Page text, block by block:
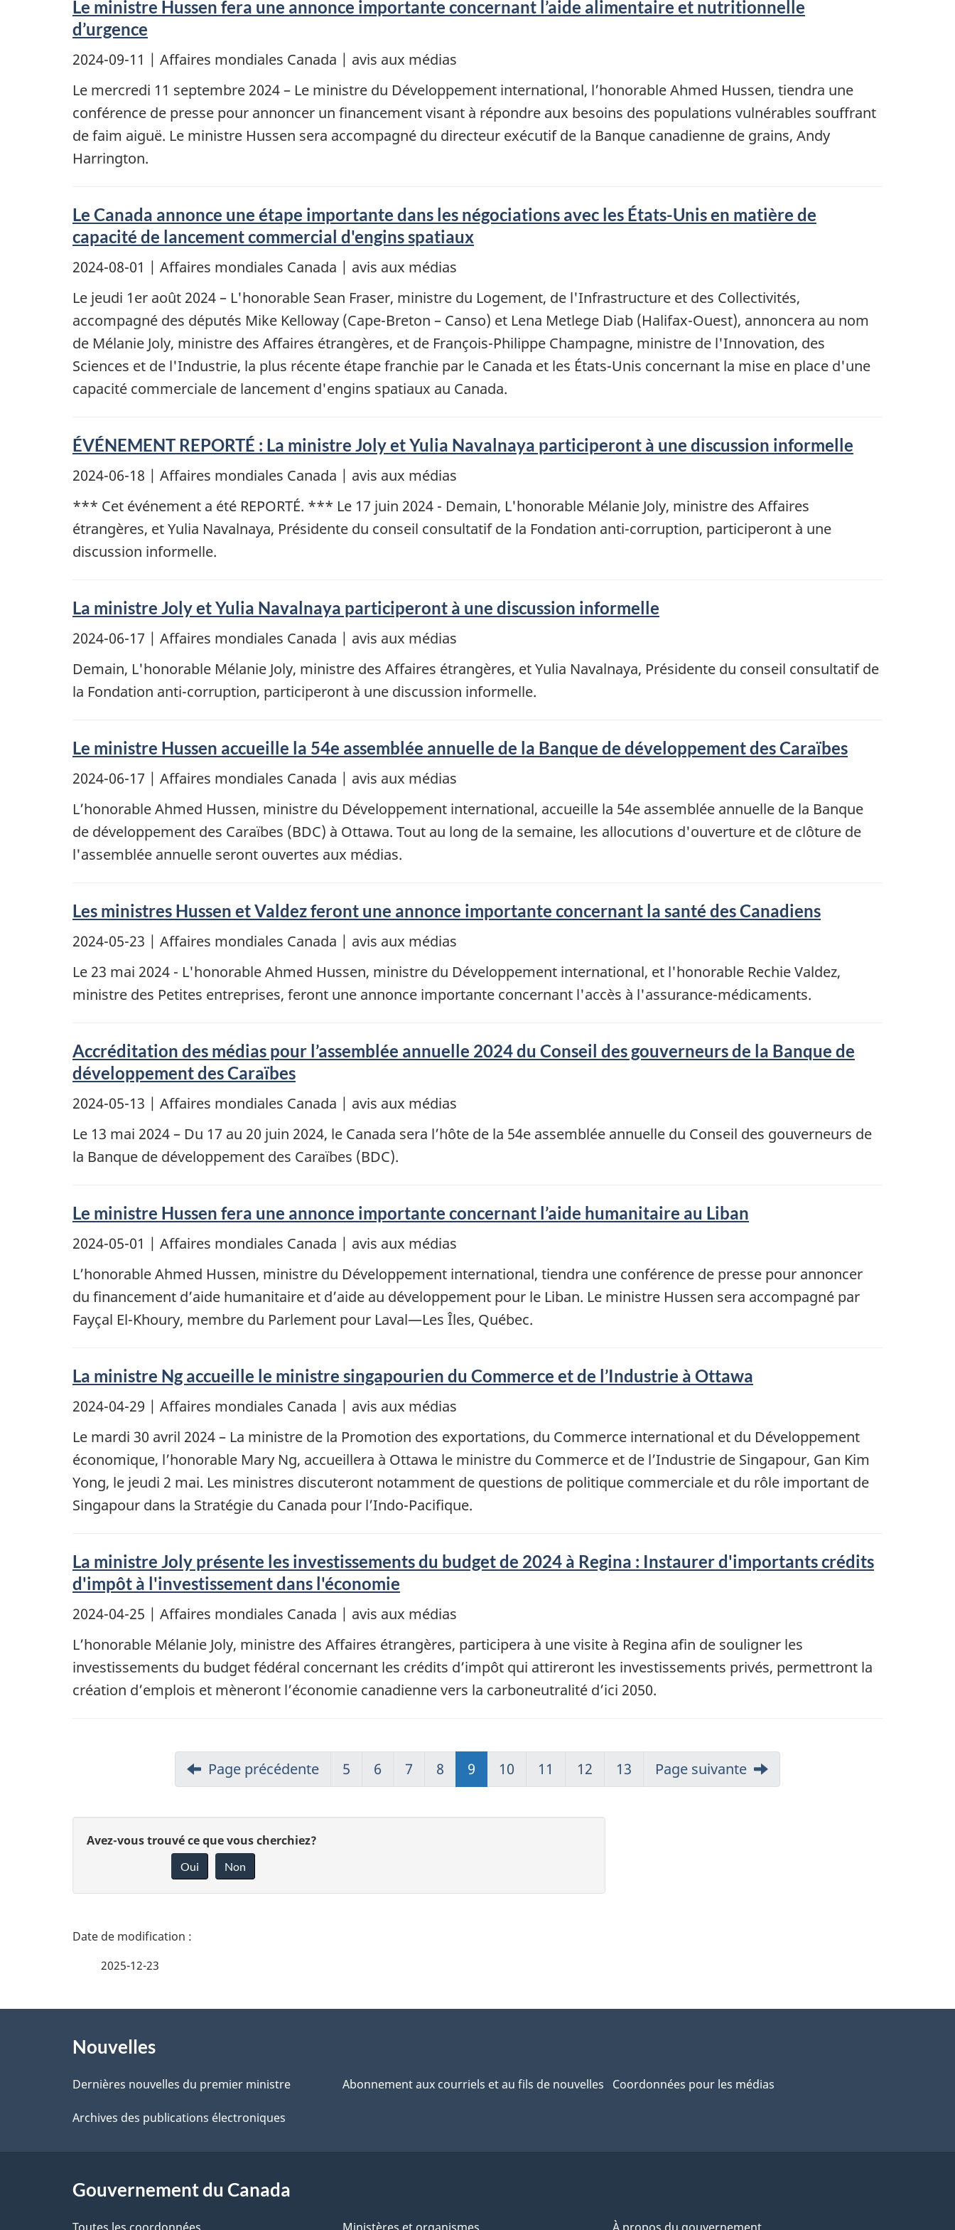
Le ministre Hussen fera une annonce importante concernant l’aide alimentaire et nutritionnelle
d’urgence
2024-09-11 | Affaires mondiales Canada | avis aux médias
Le mercredi 11 septembre 2024 – Le ministre du Développement international, l’honorable Ahmed Hussen, tiendra une
conférence de presse pour annoncer un financement visant à répondre aux besoins des populations vulnérables souffrant
de faim aiguë. Le ministre Hussen sera accompagné du directeur exécutif de la Banque canadienne de grains, Andy
Harrington.
Le Canada annonce une étape importante dans les négociations avec les États-Unis en matière de
capacité de lancement commercial d'engins spatiaux
2024-08-01 | Affaires mondiales Canada | avis aux médias
Le jeudi 1er août 2024 – L'honorable Sean Fraser, ministre du Logement, de l'Infrastructure et des Collectivités,
accompagné des députés Mike Kelloway (Cape-Breton – Canso) et Lena Metlege Diab (Halifax-Ouest), annoncera au nom
de Mélanie Joly, ministre des Affaires étrangères, et de François-Philippe Champagne, ministre de l'Innovation, des
Sciences et de l'Industrie, la plus récente étape franchie par le Canada et les États-Unis concernant la mise en place d'une
capacité commerciale de lancement d'engins spatiaux au Canada.
ÉVÉNEMENT REPORTÉ : La ministre Joly et Yulia Navalnaya participeront à une discussion informelle
2024-06-18 | Affaires mondiales Canada | avis aux médias
*** Cet événement a été REPORTÉ. *** Le 17 juin 2024 - Demain, L'honorable Mélanie Joly, ministre des Affaires
étrangères, et Yulia Navalnaya, Présidente du conseil consultatif de la Fondation anti-corruption, participeront à une
discussion informelle.
La ministre Joly et Yulia Navalnaya participeront à une discussion informelle
2024-06-17 | Affaires mondiales Canada | avis aux médias
Demain, L'honorable Mélanie Joly, ministre des Affaires étrangères, et Yulia Navalnaya, Présidente du conseil consultatif de
la Fondation anti-corruption, participeront à une discussion informelle.
Le ministre Hussen accueille la 54e assemblée annuelle de la Banque de développement des Caraïbes
2024-06-17 | Affaires mondiales Canada | avis aux médias
L’honorable Ahmed Hussen, ministre du Développement international, accueille la 54e assemblée annuelle de la Banque
de développement des Caraïbes (BDC) à Ottawa. Tout au long de la semaine, les allocutions d'ouverture et de clôture de
l'assemblée annuelle seront ouvertes aux médias.
Les ministres Hussen et Valdez feront une annonce importante concernant la santé des Canadiens
2024-05-23 | Affaires mondiales Canada | avis aux médias
Le 23 mai 2024 - L'honorable Ahmed Hussen, ministre du Développement international, et l'honorable Rechie Valdez,
ministre des Petites entreprises, feront une annonce importante concernant l'accès à l'assurance-médicaments.
Accréditation des médias pour l’assemblée annuelle 2024 du Conseil des gouverneurs de la Banque de
développement des Caraïbes
2024-05-13 | Affaires mondiales Canada | avis aux médias
Le 13 mai 2024 – Du 17 au 20 juin 2024, le Canada sera l’hôte de la 54e assemblée annuelle du Conseil des gouverneurs de
la Banque de développement des Caraïbes (BDC).
Le ministre Hussen fera une annonce importante concernant l’aide humanitaire au Liban
2024-05-01 | Affaires mondiales Canada | avis aux médias
L’honorable Ahmed Hussen, ministre du Développement international, tiendra une conférence de presse pour annoncer
du financement d’aide humanitaire et d’aide au développement pour le Liban. Le ministre Hussen sera accompagné par
Fayçal El-Khoury, membre du Parlement pour Laval—Les Îles, Québec.
La ministre Ng accueille le ministre singapourien du Commerce et de l’Industrie à Ottawa
2024-04-29 | Affaires mondiales Canada | avis aux médias
Le mardi 30 avril 2024 – La ministre de la Promotion des exportations, du Commerce international et du Développement
économique, l’honorable Mary Ng, accueillera à Ottawa le ministre du Commerce et de l’Industrie de Singapour, Gan Kim
Yong, le jeudi 2 mai. Les ministres discuteront notamment de questions de politique commerciale et du rôle important de
Singapour dans la Stratégie du Canada pour l’Indo-Pacifique.
La ministre Joly présente les investissements du budget de 2024 à Regina : Instaurer d'importants crédits
d'impôt à l'investissement dans l'économie
2024-04-25 | Affaires mondiales Canada | avis aux médias
L’honorable Mélanie Joly, ministre des Affaires étrangères, participera à une visite à Regina afin de souligner les
investissements du budget fédéral concernant les crédits d’impôt qui attireront les investissements privés, permettront la
création d’emplois et mèneront l’économie canadienne vers la carboneutralité d’ici 2050.
Page précédente 5 6 7 8 9 10 11 12 13 Page suivante
D
n
n
v
o
r
e
Avez-vous trouvé ce que vous cherchiez?
Oui Non
D
a
e
2025-12-23
proposNouvelles
Dernières nouvelles du premier ministre Abonnement aux courriels et au fils de nouvelles Coordonnées pour les médias
Archives des publications électroniques
Gouvernement du Canada